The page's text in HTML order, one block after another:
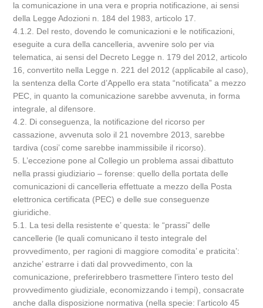
la comunicazione in una vera e propria notificazione, ai sensi
della Legge Adozioni n. 184 del 1983, articolo 17.
4.1.2. Del resto, dovendo le comunicazioni e le notificazioni,
eseguite a cura della cancelleria, avvenire solo per via
telematica, ai sensi del Decreto Legge n. 179 del 2012, articolo
16, convertito nella Legge n. 221 del 2012 (applicabile al caso),
la sentenza della Corte d’Appello era stata “notificata” a mezzo
PEC, in quanto la comunicazione sarebbe avvenuta, in forma
integrale, al difensore.
4.2. Di conseguenza, la notificazione del ricorso per
cassazione, avvenuta solo il 21 novembre 2013, sarebbe
tardiva (cosi’ come sarebbe inammissibile il ricorso).
5. L’eccezione pone al Collegio un problema assai dibattuto
nella prassi giudiziario – forense: quello della portata delle
comunicazioni di cancelleria effettuate a mezzo della Posta
elettronica certificata (PEC) e delle sue conseguenze
giuridiche.
5.1. La tesi della resistente e’ questa: le “prassi” delle
cancellerie (le quali comunicano il testo integrale del
provvedimento, per ragioni di maggiore comodita’ e praticita’:
anziche’ estrarre i dati dal provvedimento, con la
comunicazione, preferirebbero trasmettere l’intero testo del
provvedimento giudiziale, economizzando i tempi), consacrate
anche dalla disposizione normativa (nella specie: l’articolo 45